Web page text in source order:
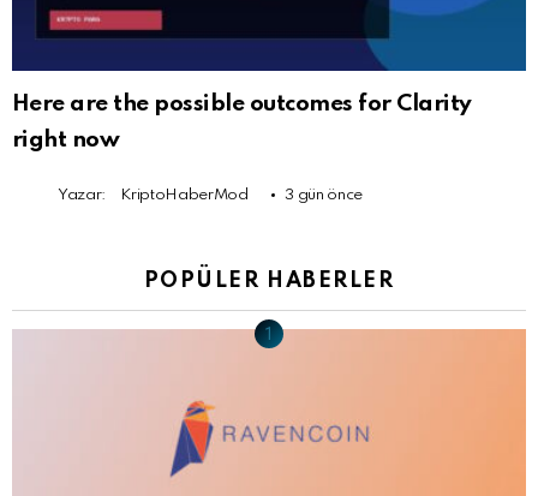
Here are the possible outcomes for Clarity
right now
Yazar: KriptoHaberMod 3 gün önce
POPÜLER HABERLER